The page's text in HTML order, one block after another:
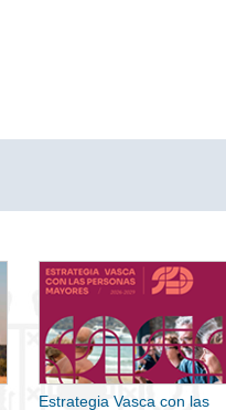
Estrategia Vasca con las